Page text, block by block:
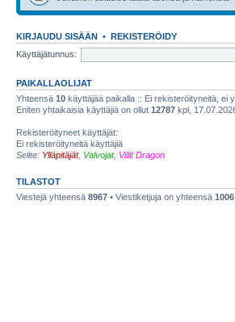
KIRJAUDU SISÄÄN • REKISTERÖIDY
Käyttäjätunnus:
PAIKALLAOLIJAT
Yhteensä 10 käyttäjää paikalla :: Ei rekisteröityneitä, ei
Eniten yhtaikaisia käyttäjiä on ollut 12787 kpl,
Rekisteröityneet käyttäjät:
Ei rekisteröityneitä käyttäjiä
Selite: Ylläpitäjät, Valvojat, Villit Dragon
TILASTOT
Viestejä yhteensä 8967 • Viestiketjuja on yhteensä 1006